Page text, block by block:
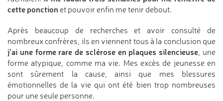
cette ponction et pouvoir enfin me tenir debout.
Après beaucoup de recherches et avoir consulté de
nombreux confrères, ils en viennent tous à la conclusion que
j’ai une forme rare de sclérose en plaques silencieuse, une
forme atypique, comme ma vie. Mes excès de jeunesse en
sont sûrement la cause, ainsi que mes blessures
émotionnelles de la vie qui ont été bien trop nombreuses
pour une seule personne.